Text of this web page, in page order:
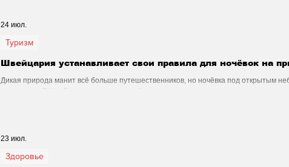
Швейцария устанавливает свои правила для ночёвок на
Дикая природа манит всё больше путешественников, но ночёвка под открытым
подготовки. В Швейцарии есть свои особенности, о которых стоит узнать заранее.
Туризм
24 июл.
Здоровье
23 июл.